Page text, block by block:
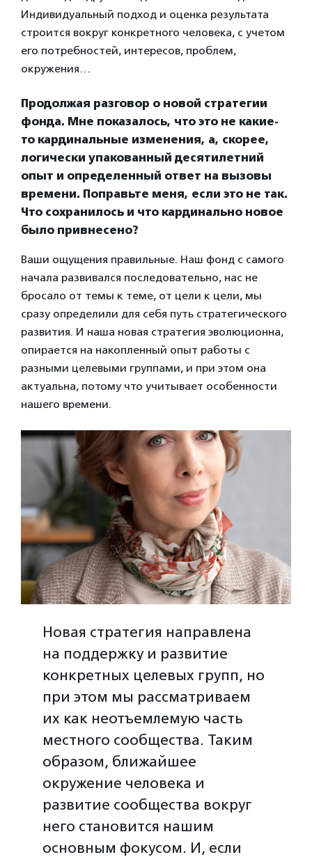
Индивидуальный подход и оценка результата
строится вокруг конкретного человека, с учетом
его потребностей, интересов, проблем,
окружения…
Продолжая разговор о новой стратегии
фонда. Мне показалось, что это не какие-
то кардинальные изменения, а, скорее,
логически упакованный десятилетний
опыт и определенный ответ на вызовы
времени. Поправьте меня, если это не так.
Что сохранилось и что кардинально новое
было привнесено?
Ваши ощущения правильные. Наш фонд с самого
начала развивался последовательно, нас не
бросало от темы к теме, от цели к цели, мы
сразу определили для себя путь стратегического
развития. И наша новая стратегия эволюционна,
опирается на накопленный опыт работы с
разными целевыми группами, и при этом она
актуальна, потому что учитывает особенности
нашего времени.
Новая стратегия направлена
на поддержку и развитие
конкретных целевых групп, но
при этом мы рассматриваем
их как неотъемлемую часть
местного сообщества. Таким
образом, ближайшее
окружение человека и
развитие сообщества вокруг
него становится нашим
основным фокусом. И, если